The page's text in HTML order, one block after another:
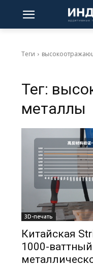
Теги
Тег:
металлы
3D-печать
Китайская
1000-